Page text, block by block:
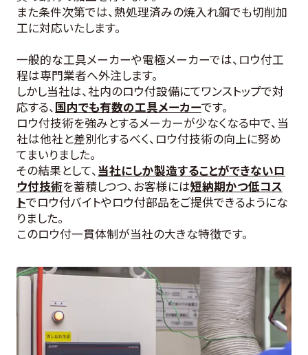
また条件次第では、熱処理済みの焼入れ鋼でも切削加
工に対応いたします。
一般的な工具メーカーや電極メーカーでは、ロウ付工
程は専門業者へ外注します。
しかし当社は、社内のロウ付設備にてワンストップで対
応する、国内でも有数の工具メーカーです。
ロウ付技術を強みとするメーカーが少なくなる中で、当
社は他社と差別化するべく、ロウ付技術の向上に努め
てまいりました。
その結果として、当社にしか製造することができないロ
ウ付技術を蓄積しつつ、お客様には短納期かつ低コス
トでロウ付バイトやロウ付部品をご提供できるようにな
りました。
このロウ付一貫体制が当社の大きな特徴です。